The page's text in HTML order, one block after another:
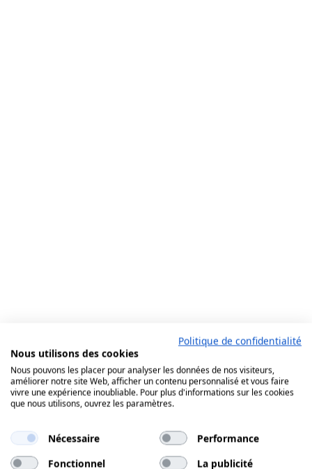
Politique de confidentialité
Nous utilisons des cookies
Nous pouvons les placer pour analyser les données de nos visiteurs,
améliorer notre site Web, afficher un contenu personnalisé et vous faire
vivre une expérience inoubliable. Pour plus d'informations sur les cookies
que nous utilisons, ouvrez les paramètres.
Nécessaire
Performance
Fonctionnel
La publicité